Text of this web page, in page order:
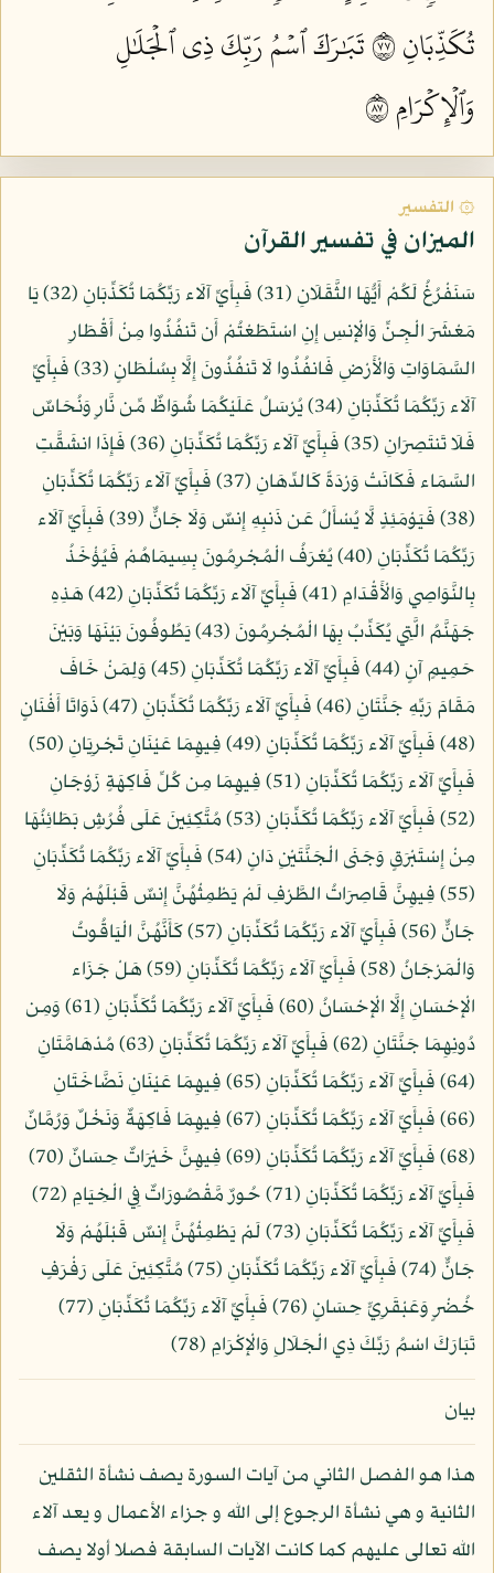
تُكَذِّبَانِ ٧٧
تَبَٰرَكَ ٱسۡمُ رَبِّكَ ذِي ٱلۡجَلَٰلِ
وَٱلۡإِكۡرَامِ ٧٨
۞ التفسير
الميزان في تفسير القرآن
سَنَفْرُغُ لَكُمْ أَيُّهَا الثَّقَلَانِ (31) فَبِأَيِّ آلَاء رَبِّكُمَا تُكَذِّبَانِ (32) يَا
مَعْشَرَ الْجِنِّ وَالْإِنسِ إِنِ اسْتَطَعْتُمْ أَن تَنفُذُوا مِنْ أَقْطَارِ
السَّمَاوَاتِ وَالْأَرْضِ فَانفُذُوا لَا تَنفُذُونَ إِلَّا بِسُلْطَانٍ (33) فَبِأَيِّ
آلَاء رَبِّكُمَا تُكَذِّبَانِ (34) يُرْسَلُ عَلَيْكُمَا شُوَاظٌ مِّن نَّارٍ وَنُحَاسٌ
فَلَا تَنتَصِرَانِ (35) فَبِأَيِّ آلَاء رَبِّكُمَا تُكَذِّبَانِ (36) فَإِذَا انشَقَّتِ
السَّمَاء فَكَانَتْ وَرْدَةً كَالدِّهَانِ (37) فَبِأَيِّ آلَاء رَبِّكُمَا تُكَذِّبَانِ
(38) فَيَوْمَئِذٍ لَّا يُسْأَلُ عَن ذَنبِهِ إِنسٌ وَلَا جَانٌّ (39) فَبِأَيِّ آلَاء
رَبِّكُمَا تُكَذِّبَانِ (40) يُعْرَفُ الْمُجْرِمُونَ بِسِيمَاهُمْ فَيُؤْخَذُ
بِالنَّوَاصِي وَالْأَقْدَامِ (41) فَبِأَيِّ آلَاء رَبِّكُمَا تُكَذِّبَانِ (42) هَذِهِ
جَهَنَّمُ الَّتِي يُكَذِّبُ بِهَا الْمُجْرِمُونَ (43) يَطُوفُونَ بَيْنَهَا وَبَيْنَ
حَمِيمٍ آنٍ (44) فَبِأَيِّ آلَاء رَبِّكُمَا تُكَذِّبَانِ (45) وَلِمَنْ خَافَ
مَقَامَ رَبِّهِ جَنَّتَانِ (46) فَبِأَيِّ آلَاء رَبِّكُمَا تُكَذِّبَانِ (47) ذَوَاتَا أَفْنَانٍ
(48) فَبِأَيِّ آلَاء رَبِّكُمَا تُكَذِّبَانِ (49) فِيهِمَا عَيْنَانِ تَجْرِيَانِ (50)
فَبِأَيِّ آلَاء رَبِّكُمَا تُكَذِّبَانِ (51) فِيهِمَا مِن كُلِّ فَاكِهَةٍ زَوْجَانِ
(52) فَبِأَيِّ آلَاء رَبِّكُمَا تُكَذِّبَانِ (53) مُتَّكِئِينَ عَلَى فُرُشٍ بَطَائِنُهَا
مِنْ إِسْتَبْرَقٍ وَجَنَى الْجَنَّتَيْنِ دَانٍ (54) فَبِأَيِّ آلَاء رَبِّكُمَا تُكَذِّبَانِ
(55) فِيهِنَّ قَاصِرَاتُ الطَّرْفِ لَمْ يَطْمِثْهُنَّ إِنسٌ قَبْلَهُمْ وَلَا
جَانٌّ (56) فَبِأَيِّ آلَاء رَبِّكُمَا تُكَذِّبَانِ (57) كَأَنَّهُنَّ الْيَاقُوتُ
وَالْمَرْجَانُ (58) فَبِأَيِّ آلَاء رَبِّكُمَا تُكَذِّبَانِ (59) هَلْ جَزَاء
الْإِحْسَانِ إِلَّا الْإِحْسَانُ (60) فَبِأَيِّ آلَاء رَبِّكُمَا تُكَذِّبَانِ (61) وَمِن
دُونِهِمَا جَنَّتَانِ (62) فَبِأَيِّ آلَاء رَبِّكُمَا تُكَذِّبَانِ (63) مُدْهَامَّتَانِ
(64) فَبِأَيِّ آلَاء رَبِّكُمَا تُكَذِّبَانِ (65) فِيهِمَا عَيْنَانِ نَضَّاخَتَانِ
(66) فَبِأَيِّ آلَاء رَبِّكُمَا تُكَذِّبَانِ (67) فِيهِمَا فَاكِهَةٌ وَنَخْلٌ وَرُمَّانٌ
(68) فَبِأَيِّ آلَاء رَبِّكُمَا تُكَذِّبَانِ (69) فِيهِنَّ خَيْرَاتٌ حِسَانٌ (70)
فَبِأَيِّ آلَاء رَبِّكُمَا تُكَذِّبَانِ (71) حُورٌ مَّقْصُورَاتٌ فِي الْخِيَامِ (72)
فَبِأَيِّ آلَاء رَبِّكُمَا تُكَذِّبَانِ (73) لَمْ يَطْمِثْهُنَّ إِنسٌ قَبْلَهُمْ وَلَا
جَانٌّ (74) فَبِأَيِّ آلَاء رَبِّكُمَا تُكَذِّبَانِ (75) مُتَّكِئِينَ عَلَى رَفْرَفٍ
خُضْرٍ وَعَبْقَرِيٍّ حِسَانٍ (76) فَبِأَيِّ آلَاء رَبِّكُمَا تُكَذِّبَانِ (77)
تَبَارَكَ اسْمُ رَبِّكَ ذِي الْجَلَالِ وَالْإِكْرَامِ (78)
بيان
هذا هو الفصل الثاني من آيات السورة يصف نشأة الثقلين
الثانية و هي نشأة الرجوع إلى الله و جزاء الأعمال و يعد آلاء
الله تعالى عليهم كما كانت الآيات السابقة فصلا أولا يصف